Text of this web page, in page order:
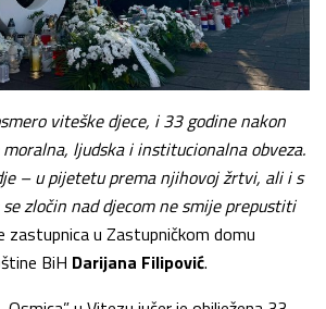
viteške djece, i 33 godine nakon
ljudska i institucionalna obveza.
– u pijetetu prema njihovoj žrtvi, ali i s
zločin nad djecom ne smije prepustiti
zastupnica u Zastupničkom domu
BiH Darijana Filipović.